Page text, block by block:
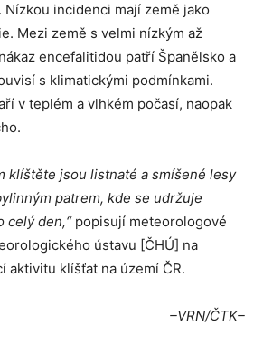
incidenci mají země jako
Mezi země s velmi nízkým až
encefalitidou patří Španělsko a
s klimatickými podmínkami.
v teplém a vlhkém počasí, naopak
klíštěte jsou listnaté a smíšené lesy
patrem, kde se udržuje
celý den,“ popisují meteorologové
ústavu [ČHÚ] na
aktivitu klíšťat na území ČR.
–VRN/ČTK–